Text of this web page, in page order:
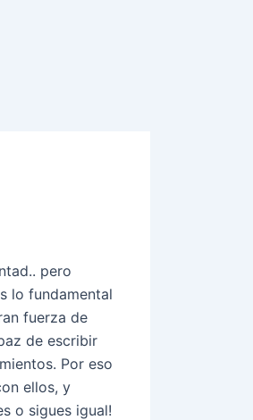
pero
lo fundamental
fuerza de
de escribir
Por eso
ellos, y
o sigues igual!